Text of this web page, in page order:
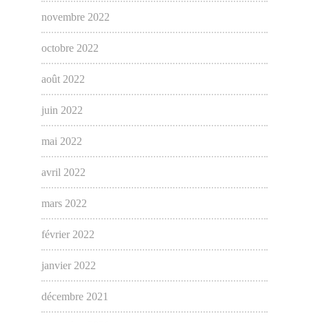
novembre 2022
octobre 2022
août 2022
juin 2022
mai 2022
avril 2022
mars 2022
février 2022
janvier 2022
décembre 2021